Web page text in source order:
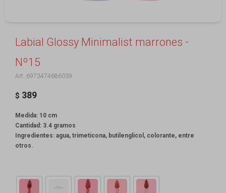
Labial Glossy Minimalist marrones -
Nº15
6973474686039
$ 389
Medida: 10 cm
Cantidad: 3.4 gramos
Ingredientes: agua, trimeticona, butilenglicol, colorante, entre
otros.